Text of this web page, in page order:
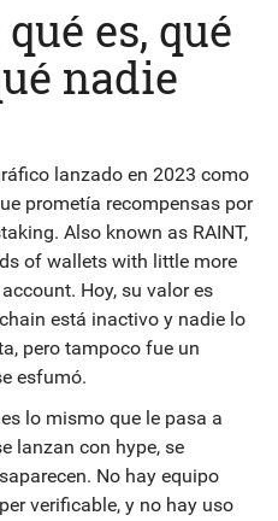
es, qué
nadie
lanzado en 2023 como
prometía recompensas por
. Also known as RAINT,
of wallets with little more
Hoy, su valor es
está inactivo y nadie lo
pero tampoco fue un
esfumó.
lo mismo que le pasa a
lanzan con hype, se
No hay equipo
verificable, y no hay uso